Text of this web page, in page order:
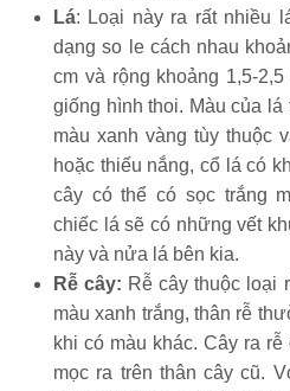
Lá: Loại này ra rất nhiều
dạng so le cách nhau
cm và rộng khoảng 1,5-
giống hình thoi. Màu của
màu xanh vàng tùy thuộc
hoặc thiếu nắng, cổ lá có
cây có thể có sọc trắng
chiếc lá sẽ có những vết
này và nửa lá bên kia.
Rễ cây: Rễ cây thuộc loại
màu xanh trắng, thân rễ
khi có màu khác. Cây ra
mọc ra trên thân cây cũ.